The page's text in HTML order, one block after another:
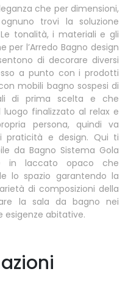
che per dimensioni,
trovi la soluzione
tonalità, i materiali e gli
l’Arredo Bagno design
di decorare diversi
a punto con i prodotti
mobili bagno sospesi di
di prima scelta e che
finalizzato al relax e
persona, quindi va
praticità e design. Qui ti
da Bagno Sistema Gola
in laccato opaco che
lo spazio garantendo la
di composizioni della
la sala da bagno nei
esigenze abitative.